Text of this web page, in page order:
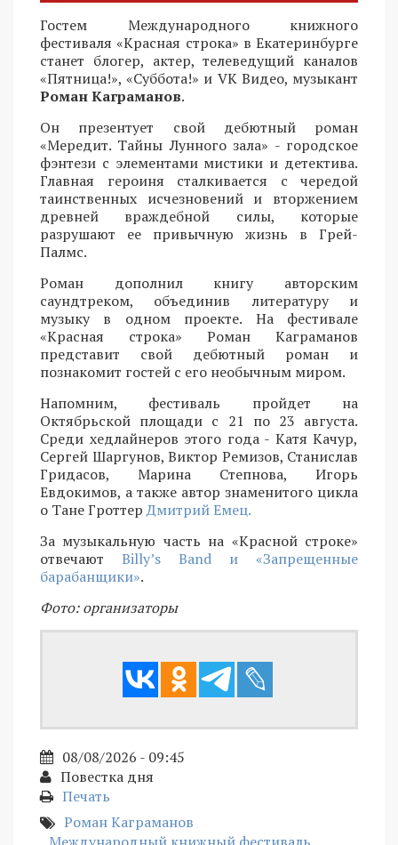
Гостем Международного книжного
фестиваля «Красная строка» в Екатеринбурге
станет блогер, актер, телеведущий каналов
«Пятница!», «Суббота!» и VK Видео, музыкант
Роман Каграманов.
Он презентует свой дебютный роман
«Мередит. Тайны Лунного зала» - городское
фэнтези с элементами мистики и детектива.
Главная героиня сталкивается с чередой
таинственных исчезновений и вторжением
древней враждебной силы, которые
разрушают ее привычную жизнь в Грей-
Палмс.
Роман дополнил книгу авторским
саундтреком, объединив литературу и
музыку в одном проекте. На фестивале
«Красная строка» Роман Каграманов
представит свой дебютный роман и
познакомит гостей с его необычным миром.
Напомним, фестиваль пройдет на
Октябрьской площади с 21 по 23 августа.
Среди хедлайнеров этого года - Катя Качур,
Сергей Шаргунов, Виктор Ремизов, Станислав
Гридасов, Марина Степнова, Игорь
Евдокимов, а также автор знаменитого цикла
о Тане ГроттерДмитрий Емец.
За музыкальную часть на «Красной строке»
отвечают Billy’s Band и «Запрещенные
барабанщики».
Фото: организаторы
08/08/2026 - 09:45
Повестка дня
Печать
Роман Каграманов